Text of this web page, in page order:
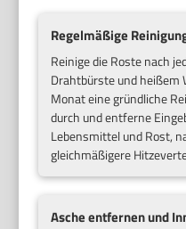
Regelmäßige
Reinige die Roste nach
Drahtbürste und heißem
Monat eine gründliche
durch und entferne
Lebensmittel und Rost,
gleichmäßigere
Asche entfernen und